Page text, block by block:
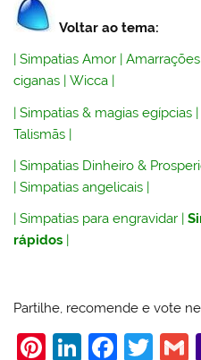
Voltar ao tema:
|Simpatias Amor |Amarrações
ciganas |Wicca |
|Simpatias & magias egípcias |
Talismãs |
|Simpatias Dinheiro &
|Simpatias angelicais |
|Simpatias para engravidar |
rápidos
Partilhe, recomende e vote
Pi Li F
T